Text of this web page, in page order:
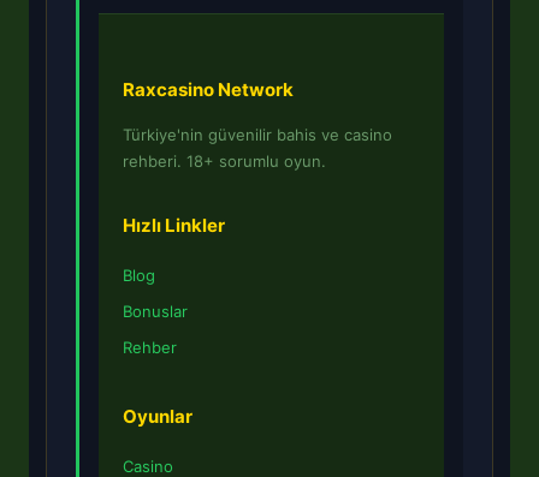
Raxcasino Network
Türkiye'nin güvenilir bahis ve casino
rehberi. 18+ sorumlu oyun.
Hızlı Linkler
Blog
Bonuslar
Rehber
Oyunlar
Casino